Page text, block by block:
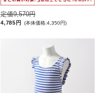
定価9,570円
4,785円 (本体価格:4,350円)